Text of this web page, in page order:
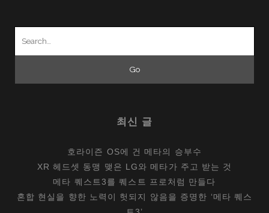
럭
최신 글
호라이즌 OS에 건 메타의 승부수
XR 헤드셋 동맹 맺은 LG와 메타가 주고 받는 것
메타 퀘스트3를 퀘스트 프로처럼 만들다
혼합 현실을 향한 노력이 헛되지 않음을 증명한 ‘메타 퀘스